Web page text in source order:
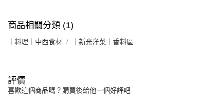
商品相關分類 (1)
｜料理｜中西食材 ｜新光洋菜｜香料區
評價
喜歡這個商品嗎？購買後給他一個好評吧